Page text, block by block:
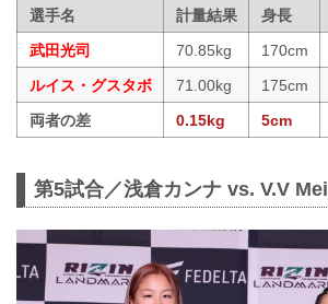
選手名 計量結果 身長
武田光司
70.85kg 170cm
ルイス・グスタボ
71.00kg 175cm
両者の差
0.15kg 5cm
第5試合／浅倉カンナ vs. V.V Mei